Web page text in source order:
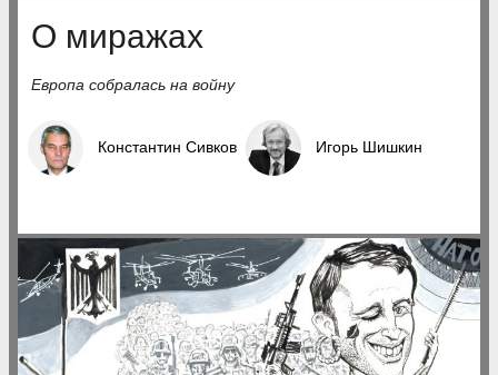
О миражах
Европа собралась на войну
Константин Сивков Игорь Шишкин